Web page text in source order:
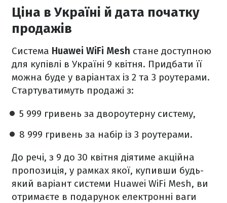
Ціна в Україні й дата початку
продажів
Система Huawei WiFi Mesh стане доступною
для купівлі в Україні 9 квітня. Придбати її
можна буде у варіантах із 2 та 3 роутерами.
Стартуватимуть продажі з:
5 999 гривень за двороутерну систему,
8 999 гривень за набір із 3 роутерами.
До речі, з 9 до 30 квітня діятиме акційна
пропозиція, у рамках якої, купивши будь-
який варіант системи Huawei WiFi Mesh, ви
отримаєте в подарунок електронні ваги